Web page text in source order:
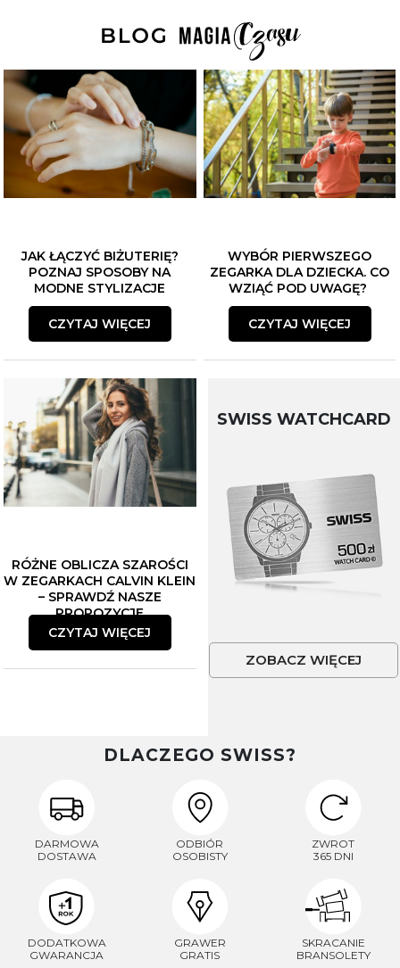
JAK ŁĄCZYĆ BIŻUTERIĘ?
POZNAJ SPOSOBY NA
MODNE STYLIZACJE
CZYTAJ WIĘCEJ
WYBÓR PIERWSZEGO
ZEGARKA DLA DZIECKA. CO
WZIĄĆ POD UWAGĘ?
CZYTAJ WIĘCEJ
RÓŻNE OBLICZA SZAROŚCI
W ZEGARKACH CALVIN KLEIN
– SPRAWDŹ NASZE
PROPOZYCJE
CZYTAJ WIĘCEJ
SWISS WATCHCARD
ZOBACZ WIĘCEJ
DLACZEGO SWISS?
DARMOWA
DOSTAWA
ODBIÓR
OSOBISTY
ZWROT
365 DNI
DODATKOWA
GWARANCJA
GRAWER
GRATIS
SKRACANIE
BRANSOLETY